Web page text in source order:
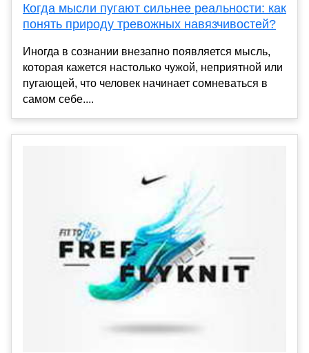
Когда мысли пугают сильнее реальности: как
понять природу тревожных навязчивостей?
Иногда в сознании внезапно появляется мысль,
которая кажется настолько чужой, неприятной или
пугающей, что человек начинает сомневаться в
самом себе....